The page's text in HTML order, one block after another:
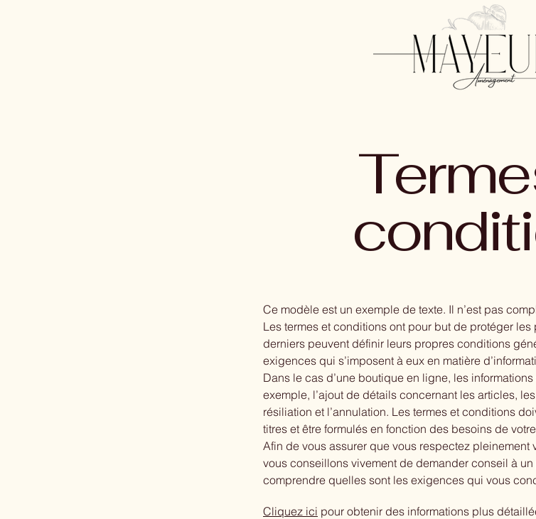
Ce modèle est un exemple de texte. Il n’est pas
Les termes et conditions ont pour but de protéger
derniers peuvent définir leurs propres conditions
exigences qui s’imposent à eux en matière
Dans le cas d’une boutique en ligne, les
exemple, l’ajout de détails concernant les articles,
résiliation et l’annulation. Les termes et conditions
titres et être formulés en fonction des besoins de
Afin de vous assurer que vous respectez
vous conseillons vivement de demander conseil à
comprendre quelles sont les exigences qui vous
Cliquez ici pour obtenir des informations plus